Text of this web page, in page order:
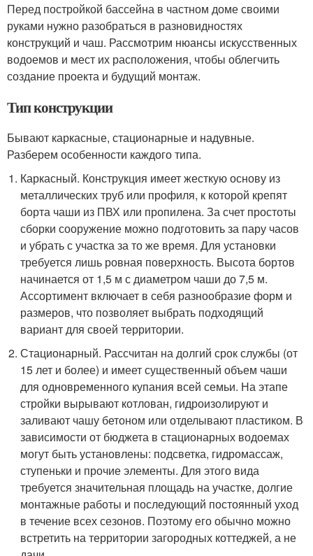
Перед постройкой бассейна в частном доме своими
руками нужно разобраться в разновидностях
конструкций и чаш. Рассмотрим нюансы искусственных
водоемов и мест их расположения, чтобы облегчить
создание проекта и будущий монтаж.
Тип конструкции
Бывают каркасные, стационарные и надувные.
Разберем особенности каждого типа.
Каркасный. Конструкция имеет жесткую основу из
металлических труб или профиля, к которой крепят
борта чаши из ПВХ или пропилена. За счет простоты
сборки сооружение можно подготовить за пару часов
и убрать с участка за то же время. Для установки
требуется лишь ровная поверхность. Высота бортов
начинается от 1,5 м с диаметром чаши до 7,5 м.
Ассортимент включает в себя разнообразие форм и
размеров, что позволяет выбрать подходящий
вариант для своей территории.
Стационарный. Рассчитан на долгий срок службы (от
15 лет и более) и имеет существенный объем чаши
для одновременного купания всей семьи. На этапе
стройки вырывают котлован, гидроизолируют и
заливают чашу бетоном или отделывают пластиком. В
зависимости от бюджета в стационарных водоемах
могут быть установлены: подсветка, гидромассаж,
ступеньки и прочие элементы. Для этого вида
требуется значительная площадь на участке, долгие
монтажные работы и последующий постоянный уход
в течение всех сезонов. Поэтому его обычно можно
встретить на территории загородных коттеджей, а не